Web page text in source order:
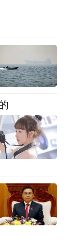
为5.1秒，
辆配备锂离
面，支持
快充，快充
盘方面，新
向比系统。
关注。
频、图片或音
户上传并发